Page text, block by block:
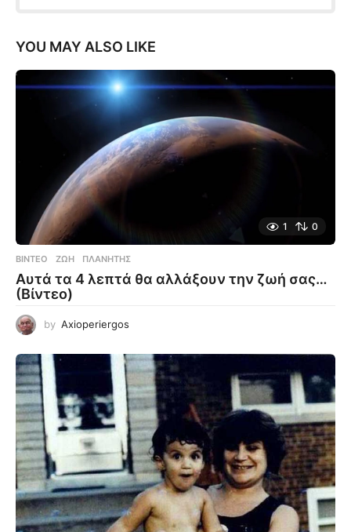
YOU MAY ALSO LIKE
1 0
ΒΊΝΤΕΟ ΖΩΉ ,ΠΛΑΝΉΤΗΣ
Αυτά τα 4 λεπτά θα αλλάξουν την ζωή σας…
(Βίντεο)
by Axioperiergos